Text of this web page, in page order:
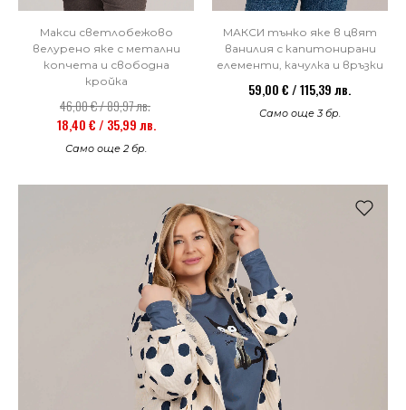
Макси светлобежово
велурено яке с метални
копчета и свободна
кройка
46,00 € / 89,97 лв.
18,40 € / 35,99 лв.
Само още 2 бр.
МАКСИ тънко яке в цвят
ванилия с капитонирани
елементи, качулка и връзки
59,00 € / 115,39 лв.
Само още 3 бр.